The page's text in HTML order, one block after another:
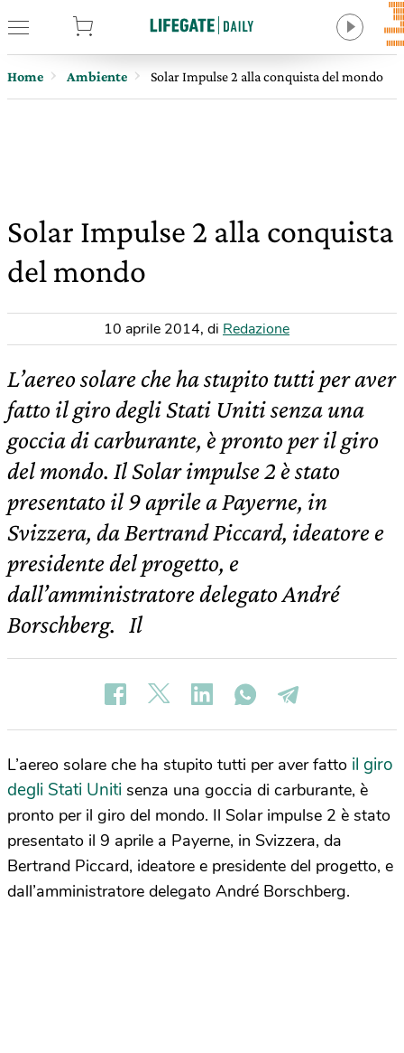
Home Ambiente Solar Impulse 2 alla conquista del mondo
Solar Impulse 2 alla conquista
del mondo
10 aprile 2014, di Redazione
L’aereo solare che ha stupito tutti per aver
fatto il giro degli Stati Uniti senza una
goccia di carburante, è pronto per il giro
del mondo. Il Solar impulse 2 è stato
presentato il 9 aprile a Payerne, in
Svizzera, da Bertrand Piccard, ideatore e
presidente del progetto, e
dall’amministratore delegato André
Borschberg. Il
L’aereo solare che ha stupito tutti per aver fatto il giro
degli Stati Uniti senza una goccia di carburante, è
pronto per il giro del mondo. Il Solar impulse 2 è stato
presentato il 9 aprile a Payerne, in Svizzera, da
Bertrand Piccard, ideatore e presidente del progetto, e
dall’amministratore delegato André Borschberg.